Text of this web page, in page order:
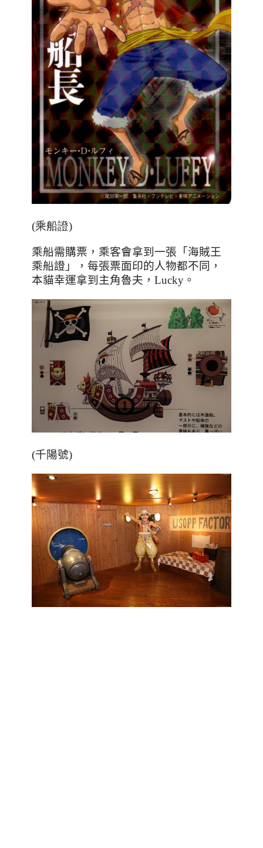
(乘船證)
乘船需購票，乘客會拿到一張「海賊王
乘船證」，每張票面印的人物都不同，
本貓幸運拿到主角魯夫， Lucky 。
(千陽號)